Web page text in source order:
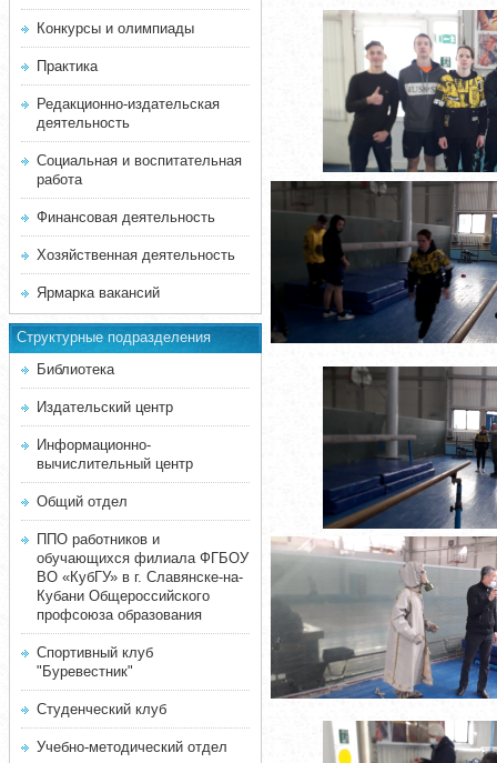
Конкурсы и олимпиады
Практика
Редакционно-издательская
деятельность
Социальная и воспитательная
работа
Финансовая деятельность
Хозяйственная деятельность
Ярмарка вакансий
Структурные подразделения
Библиотека
Издательский центр
Информационно-
вычислительный центр
Общий отдел
ППО работников и
обучающихся филиала ФГБОУ
ВО «КубГУ» в г. Славянске-на-
Кубани Общероссийского
профсоюза образования
Спортивный клуб
"Буревестник"
Студенческий клуб
Учебно-методический отдел